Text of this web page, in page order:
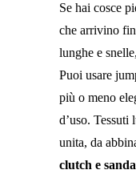
Se hai cosce
che arrivino
lunghe e
Puoi usare
più o meno
d’uso. Tessuti
unita, da
clutch e